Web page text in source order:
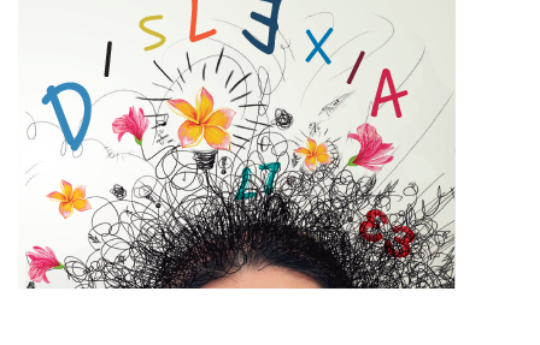
DEFENSORÍA DEL PUEBLO DE LA PROVINCIA DE CORRIENTES
|ELDEFENSORDELPUEBLO.GOV.AR